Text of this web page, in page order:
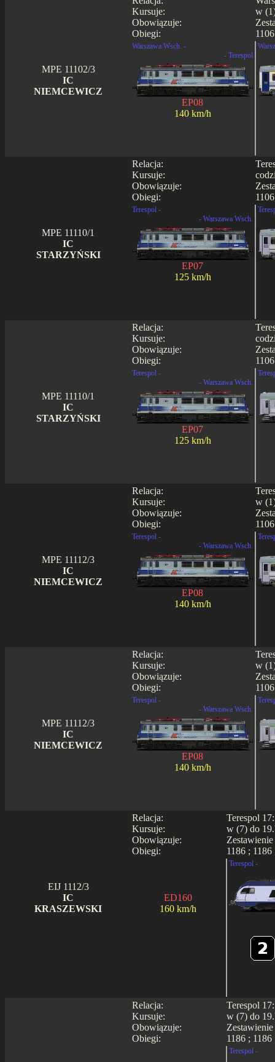
Kursuje:
Obowiązuje:
Obiegi:
w
MPE 11102/3
IC
NIEMCEWICZ
Warszawa Wsch. -
- Terespol
EP08
140 km/h
Relacja:
Kursuje:
Obowiązuje:
Obiegi:
MPE 11110/1
IC
STARZYŃSKI
Terespol -
- Warszawa Wsch.
EP07
125 km/h
Relacja:
Kursuje:
Obowiązuje:
Obiegi:
MPE 11110/1
IC
STARZYŃSKI
Terespol -
- Warszawa Wsch.
EP07
125 km/h
Relacja:
Kursuje:
Obowiązuje:
Obiegi:
w
MPE 11112/3
IC
NIEMCEWICZ
Terespol -
- Warszawa Wsch.
EP08
140 km/h
Relacja:
Kursuje:
Obowiązuje:
Obiegi:
w
MPE 11112/3
IC
NIEMCEWICZ
Terespol -
- Warszawa Wsch.
EP08
140 km/h
Relacja:
Kursuje:
Obowiązuje:
Obiegi:
Terespol
w (7) do
1186 ; 1186
EIJ 1112/3
IC
KRASZEWSKI
ED160
160 km/h
Terespol -
Relacja:
Kursuje:
Obowiązuje:
Obiegi:
Terespol
w (7) do
1186 ; 1186
Terespol -